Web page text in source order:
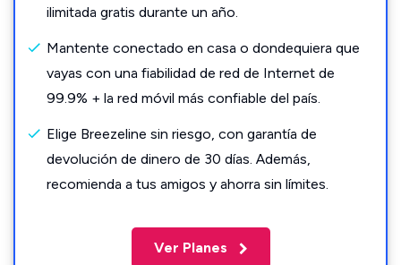
ilimitada gratis durante un año.
Mantente conectado en casa o dondequiera que
vayas con una fiabilidad de red de Internet de
99.9% + la red móvil más confiable del país.
Elige Breezeline sin riesgo, con garantía de
devolución de dinero de 30 días. Además,
recomienda a tus amigos y ahorra sin límites.
Ver Planes